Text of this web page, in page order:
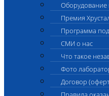
Оборудование
Премия
Программа
СМИ о нас
Что такое
Фото
Договор